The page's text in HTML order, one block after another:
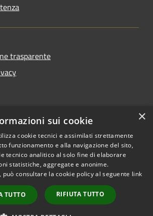
trasparente
Copyright © 2026 • Comune di
Colle Santa Lucia • Powered by
Municipium•
Accesso
redazione
×
sui cookie
cookie tecnici e assimilati strettamente
funzionamento e alla navigazione del sito,
tecnico analitico al solo fine di elaborare
statistiche, aggregate e anonime.
consultare la cookie policy al seguente link
TUTTO RIFIUTA TUTTO